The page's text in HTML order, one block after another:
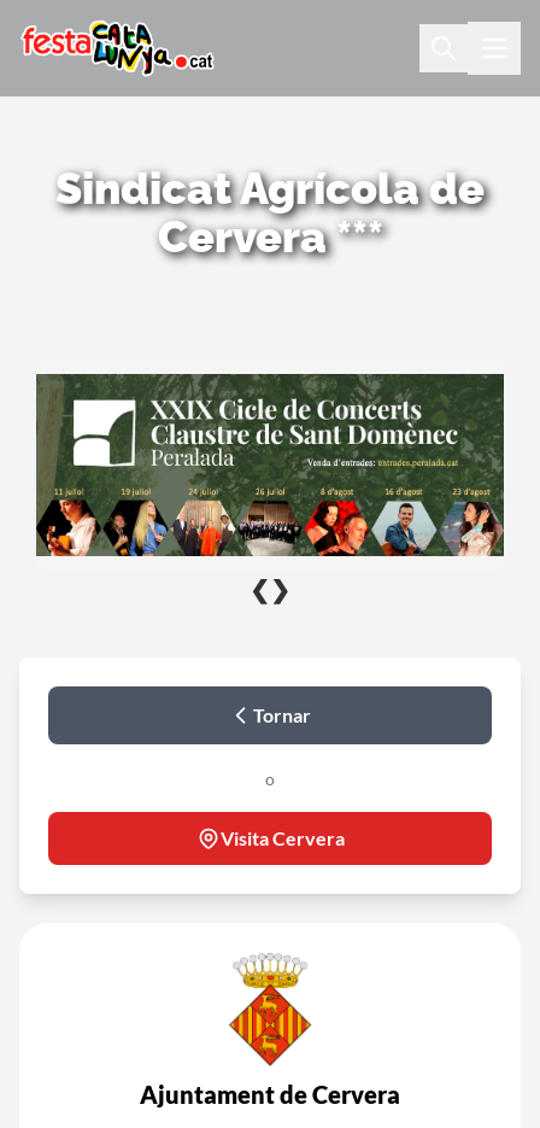
Sindicat Agrícola de
Cervera ***
❮ ❯
Tornar
o
Visita Cervera
Ajuntament de Cervera